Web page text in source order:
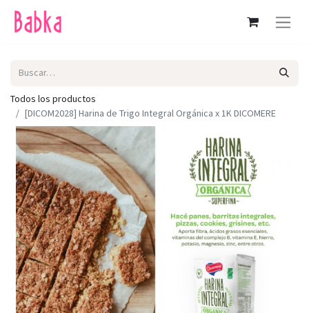
Todos los productos
[DICOM2028] Harina de Trigo Integral Orgánica x 1K DICOMERE